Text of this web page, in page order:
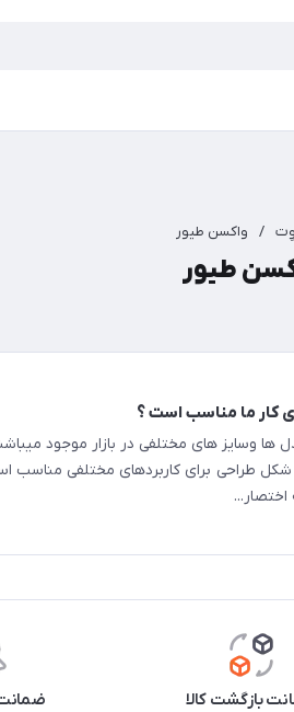
وِت / واکسن طیور
طیور
کار ما مناسب است ؟
ها وسایز های مختلفی در بازار موجود
طراحی برای کاربردهای مختلفی مناسب
بازگشت کالا ضمانت